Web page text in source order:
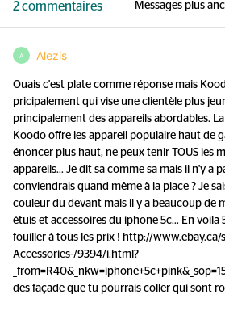
2 commentaires Messages plus
A Alezis
Ouais c'est plate comme réponse mais
pricipalement qui vise une clientèle plus
principalement des appareils abordables.
Koodo offre les appareil populaire haut de
énoncer plus haut, ne peux tenir TOUS les
appareils... Je dit sa comme sa mais il n'y a
conviendrais quand même à la place ? Je
couleur du devant mais il y a beaucoup de
étuis et accessoires du iphone 5c... En
fouiller à tous les prix ! http://www.ebay.ca/
Accessories-/9394/i.html?
des façade que tu pourrais coller qui sont